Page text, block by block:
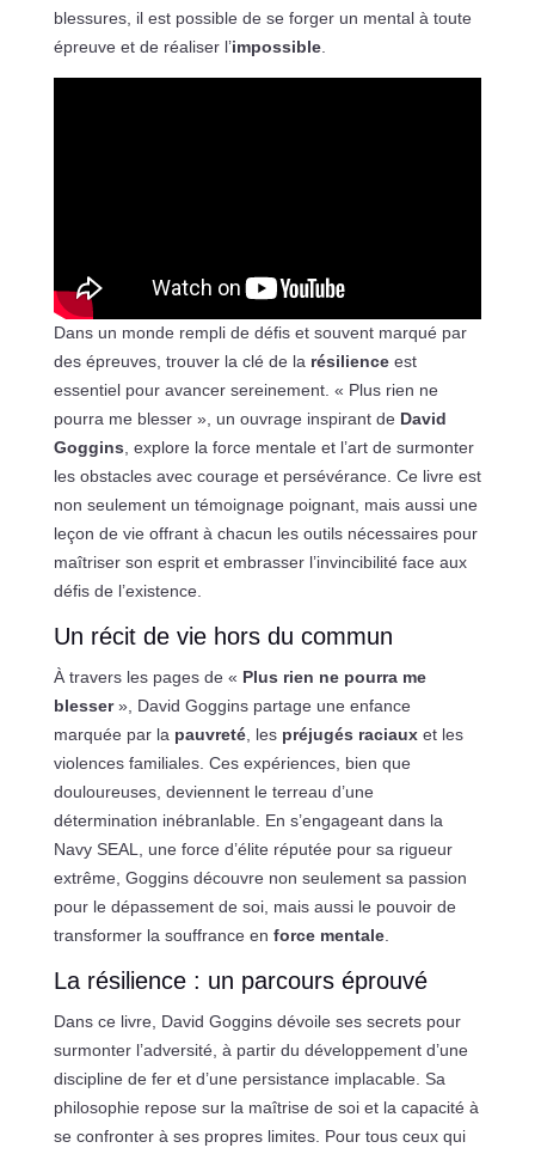
blessures, il est possible de se forger un mental à toute
épreuve et de réaliser l’impossible.
Dans un monde rempli de défis et souvent marqué par
des épreuves, trouver la clé de la résilienceest
essentiel pour avancer sereinement. « Plus rien ne
pourra me blesser », un ouvrage inspirant de David
Goggins, explore la force mentale et l’art de surmonter
les obstacles avec courage et persévérance. Ce livre est
non seulement un témoignage poignant, mais aussi une
leçon de vie offrant à chacun les outils nécessaires pour
maîtriser son esprit et embrasser l’invincibilité face aux
défis de l’existence.
Un récit de vie hors du commun
À travers les pages de « Plus rien ne pourra me
blesser», David Goggins partage une enfance
marquée par la pauvreté, les préjugés raciauxet les
violences familiales. Ces expériences, bien que
douloureuses, deviennent le terreau d’une
détermination inébranlable. En s’engageant dans la
Navy SEAL, une force d’élite réputée pour sa rigueur
extrême, Goggins découvre non seulement sa passion
pour le dépassement de soi, mais aussi le pouvoir de
transformer la souffrance en force mentale.
La résilience : un parcours éprouvé
Dans ce livre, David Goggins dévoile ses secrets pour
surmonter l’adversité, à partir du développement d’une
discipline de fer et d’une persistance implacable. Sa
philosophie repose sur la maîtrise de soi et la capacité à
se confronter à ses propres limites. Pour tous ceux qui